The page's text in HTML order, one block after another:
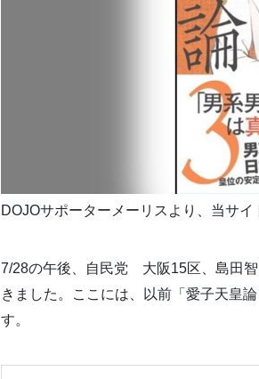
DOJOサポーターメーリスより、当サイ
7/28の午後、自民党 大阪15区、島田
きました。ここには、以前「愛子天皇
す。